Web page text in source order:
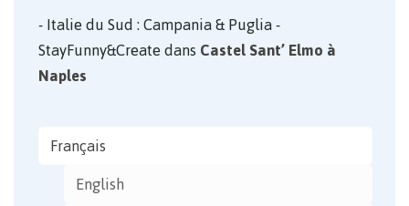
Italie du Sud : Campania & Puglia -
StayFunny&CreatedansCastel Sant’ Elmo à
Naples
Français
English